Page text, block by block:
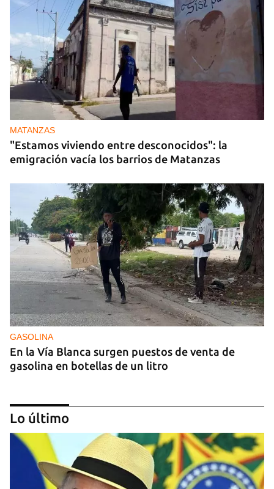
MATANZAS
"Estamos viviendo entre desconocidos": la
emigración vacía los barrios de Matanzas
GASOLINA
En la Vía Blanca surgen puestos de venta de
gasolina en botellas de un litro
Lo último